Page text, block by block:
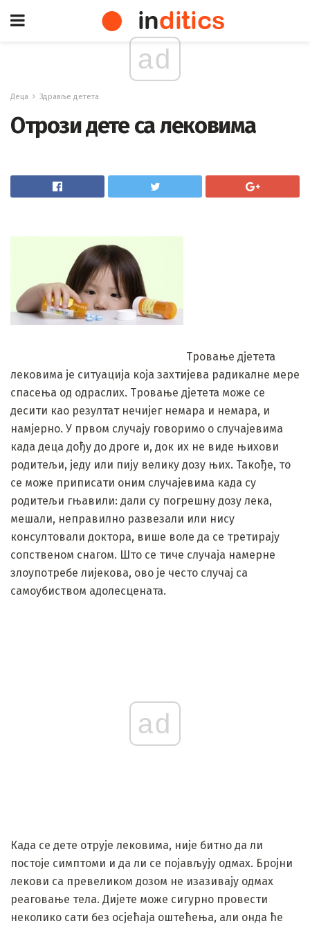
ad
Деца Здравље детета
Отрози дете са лековима
Тровање дјетета
лековима је ситуација која захтијева радикалне мере
спасења од одраслих. Тровање дјетета може се
десити као резултат нечијег немара и немара, и
намјерно. У првом случају говоримо о случајевима
када деца дођу до дроге и, док их не виде њихови
родитељи, једу или пију велику дозу њих. Такође, то
се може приписати оним случајевима када су
родитељи гњавили: дали су погрешну дозу лека,
мешали, неправилно развезали или нису
консултовали доктора, више воле да се третирају
сопственом снагом. Што се тиче случаја намерне
злоупотребе лијекова, ово је често случај са
самоубиством адолесцената.
ad
Када се дете отрује лековима, није битно да ли
постоје симптоми и да ли се појављују одмах. Бројни
лекови са превеликом дозом не изазивају одмах
реаговање тела. Дијете може сигурно провести
неколико сати без осјећаја оштећења, али онда ће